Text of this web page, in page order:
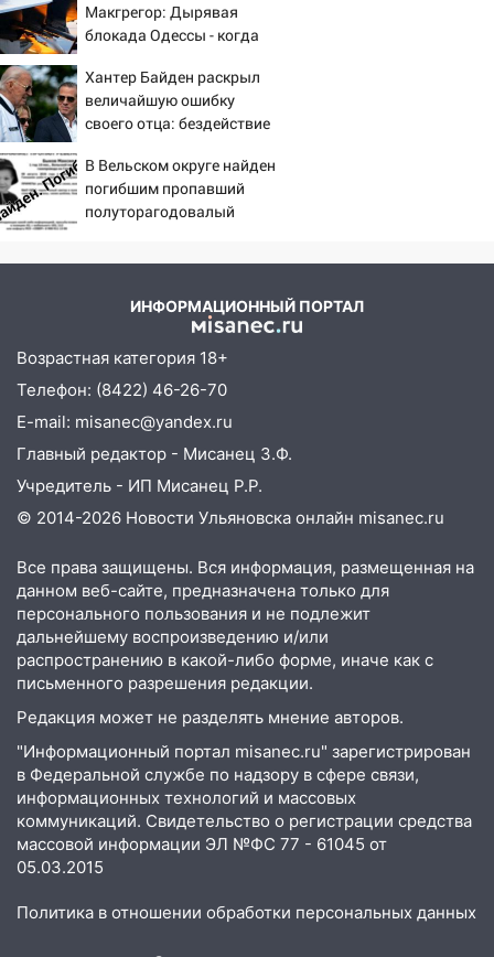
10:30
От мотофристайла до прогулки с
хаски: куда сходить в Ульяновской
области 8–9 августа
10:11
Директора ульяновской
«Нефтяной топливной компании» будут
судить за неуплату 48,4 млн рублей
налогов
09:28
Дети на дорогах: пострадали
Ульяновской области
Поджог со свечой, 16 сгоревших
домов и выстрел за водку
07:50
Какая погоды будет днем 8
августа
06:45
Императорский мост в
Ульяновске останется закрытым до
утра 10 августа
05:18 Судьба готовит сюрприз: гороскоп
на 8 августа — кому повезет с
деньгами, а кого ждет неожиданная
встреча
04:47 В Ульяновской области объявили
ракетную опасность: звучат сирены
07.08.2026
20:40 Ульяновские аграрии смогут
купить тракторы с отсрочкой платежа
до декабря
19:34
В следственном управлении
состоялось торжественное
мероприятие, приуроченное к
празднованию Дня сотрудника органов
следствия Российской Федерации
Макгрегор: Дырявая
блокада Одессы - когда
России за это полетят
головы?
Хантер Байден раскрыл
величайшую ошибку
своего отца: бездействие
В Вельском округе найден
погибшим пропавший
полуторагодовалый
ИНФОРМАЦИОННЫЙ ПОРТАЛ
Возрастная категория 18+
Телефон: (8422) 46-26-70
E-mail: misanec@yandex.ru
Главный редактор - Мисанец З.Ф.
Учредитель - ИП Мисанец Р.Р.
© 2014-2026 Новости Ульяновска онлайн misanec.ru
Все права защищены. Вся информация, размещенная на
данном веб-сайте, предназначена только для
персонального пользования и не подлежит
дальнейшему воспроизведению и/или
распространению в какой-либо форме, иначе как с
письменного разрешения редакции.
Редакция может не разделять мнение авторов.
"Информационный портал misanec.ru" зарегистрирован
в Федеральной службе по надзору в сфере связи,
информационных технологий и массовых
коммуникаций. Свидетельство о регистрации средства
массовой информации ЭЛ №ФС 77 - 61045 от
05.03.2015
Политика в отношении обработки персональных данных